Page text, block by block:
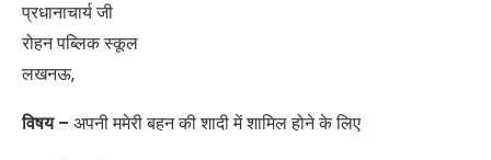
प्रधानाचार्य जी
रोहन पब्लिक स्कूल
लखनऊ,
विषय – अपनी ममेरी बहन की शादी में शामिल होने के लिए